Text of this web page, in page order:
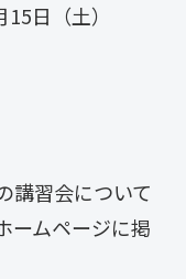
日（土）
講習会について
ームページに掲